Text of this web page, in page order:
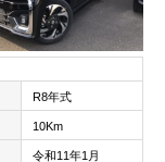
R8年式
10Km
令和11年1月